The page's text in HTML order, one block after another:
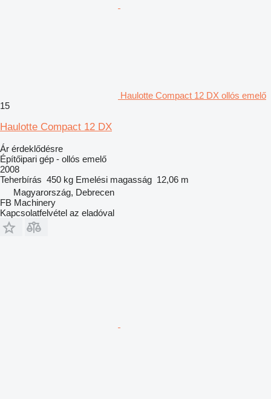
Haulotte Compact 12 DX ollós emelő
15
Haulotte Compact 12 DX
Ár érdeklődésre
Építőipari gép - ollós emelő
2008
Teherbírás 450 kg Emelési magasság 12,06 m
Magyarország, Debrecen
FB Machinery
Kapcsolatfelvétel az eladóval